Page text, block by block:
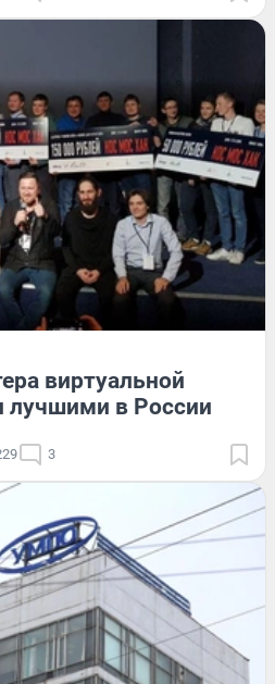
виртуальной
лучшими в России
3